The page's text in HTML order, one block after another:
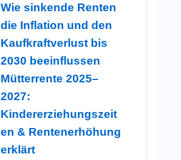
Wie sinkende Renten
die Inflation und den
Kaufkraftverlust bis
2030 beeinflussen
Mütterrente 2025–
2027:
Kindererziehungszeit
en & Rentenerhöhung
erklärt